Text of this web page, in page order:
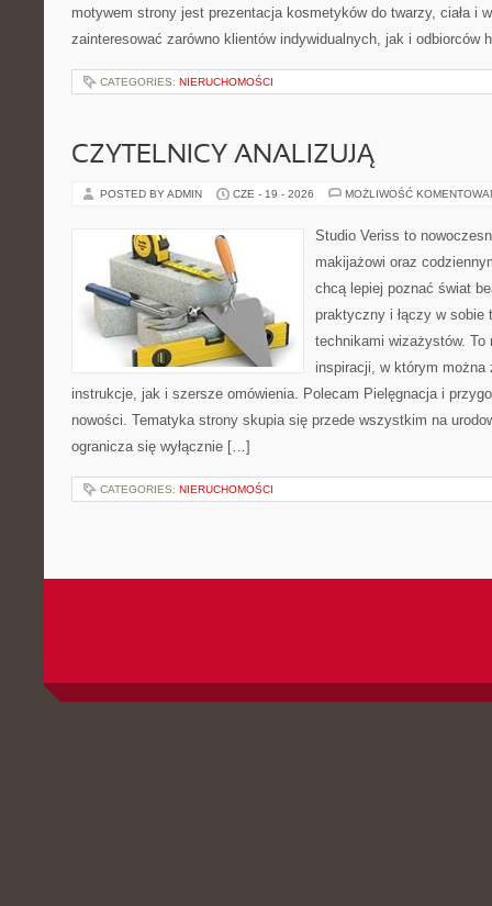
motywem strony jest prezentacja kosmetyków do twarzy, ciała i
zainteresować zarówno klientów indywidualnych, jak i
CATEGORIES: NIERUCHOMOŚCI
CZYTELNICY ANALIZUJĄ
POSTED BY ADMIN CZE - 19 - 2026 MOŻLIWOŚĆ
Studio Veriss to
makijażowi oraz
chcą lepiej poznać świat
praktyczny i łączy w sobie
technikami wizażystów. To
inspiracji, w którym można
instrukcje, jak i szersze omówienia. Polecam Pielęgnacja i
nowości. Tematyka strony skupia się przede wszystkim na
ogranicza się wyłącznie […]
CATEGORIES: NIERUCHOMOŚCI